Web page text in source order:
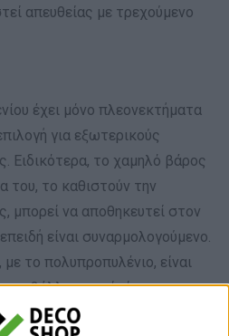
απευθείας με τρεχούμενο
έχει μόνο πλεονεκτήματα
για εξωτερικούς
Ειδικότερα, το χαμηλό βάρος
του, το καθιστούν την
μπορεί να αποθηκευτεί στον
είναι συναρμολογούμενο.
το πολυπροπυλένιο, είναι
γιατί είναι